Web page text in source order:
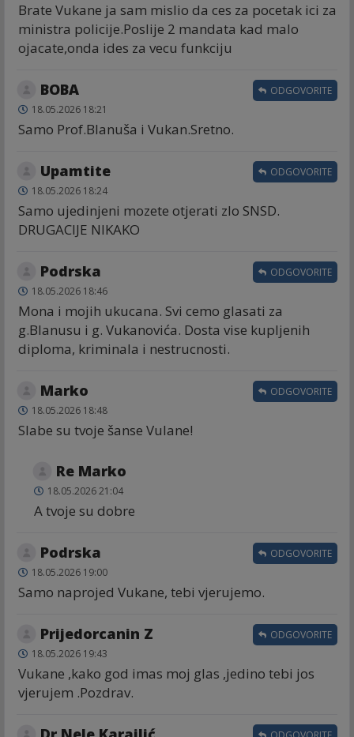
Brate Vukane ja sam mislio da ces za pocetak ici za
ministra policije.Poslije 2 mandata kad malo
ojacate,onda ides za vecu funkciju
BOBA
18.05.2026 18:21
Samo Prof.Blanuša i Vukan.Sretno.
ODGOVORITE
Upamtite
18.05.2026 18:24
Samo ujedinjeni mozete otjerati zlo SNSD.
DRUGACIJE NIKAKO
ODGOVORITE
Podrska
18.05.2026 18:46
Mona i mojih ukucana. Svi cemo glasati za
g.Blanusu i g. Vukanovića. Dosta vise kupljenih
diploma, kriminala i nestrucnosti.
ODGOVORITE
Marko
18.05.2026 18:48
Slabe su tvoje šanse Vulane!
ODGOVORITE
Re Marko
18.05.2026 21:04
A tvoje su dobre
Podrska
18.05.2026 19:00
Samo naprojed Vukane, tebi vjerujemo.
ODGOVORITE
Prijedorcanin Z
18.05.2026 19:43
Vukane ,kako god imas moj glas ,jedino tebi jos
vjerujem .Pozdrav.
ODGOVORITE